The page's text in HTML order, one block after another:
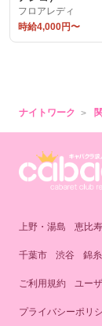
フロアレディ
時給4,000円〜
ナイトワーク
上野・湯島 恵比
千葉市 渋谷 錦
ご利用規約 ユー
プライバシーポリ